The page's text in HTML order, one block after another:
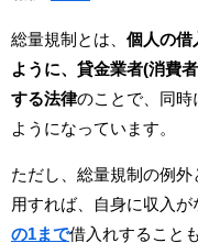
総量規制とは、 個人の借
ように、貸金業者(消費
する法律のことで、同時
ようになっています。
ただし、総量規制の例
用すれば、自身に収入
の1まで借入れすること